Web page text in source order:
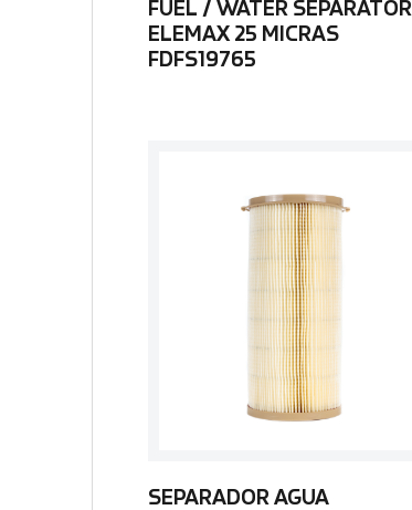
FUEL / WATER SEPARATOR
ELEMAX 25 MICRAS
FDFS19765
SEPARADOR AGUA